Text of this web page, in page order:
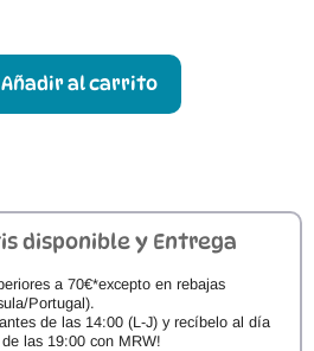
Añadir al carrito
disponible y Entrega
a 70€*excepto en rebajas
Portugal).
de las 14:00 (L-J) y recíbelo al día
las 19:00 con MRW!